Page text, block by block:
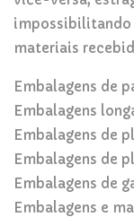
impossibilitando
materiais
Embalagens de
Embalagens
Embalagens de
Embalagens de
Embalagens de
Embalagens e